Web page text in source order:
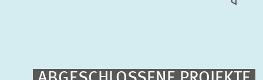
PROJEKTE
Volltext-Suche